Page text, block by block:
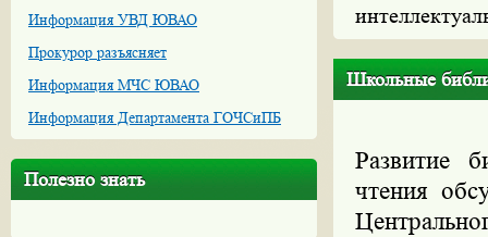
Информация УВД ЮВАО
Прокурор разъясняет
Информация МЧС ЮВАО
Информация Департамента ГОЧСиПБ
Полезно знать
Школьные
Развитие
чтения